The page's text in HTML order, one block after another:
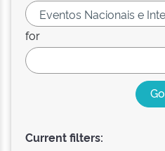
for
Current filters: